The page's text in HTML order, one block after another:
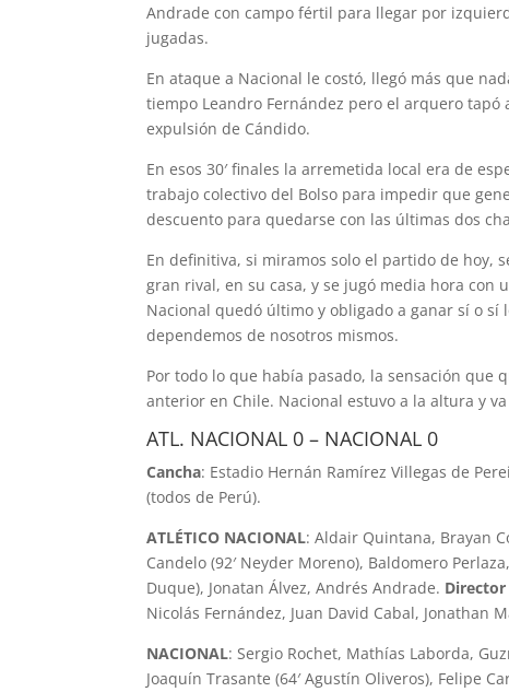
Andrade con campo fértil para llegar por
jugadas.
En ataque a Nacional le costó, llegó más que
tiempo Leandro Fernández pero el arquero
expulsión de Cándido.
En esos 30′ finales la arremetida local era de
trabajo colectivo del Bolso para impedir que
descuento para quedarse con las últimas dos
En definitiva, si miramos solo el partido de hoy,
gran rival, en su casa, y se jugó media hora con
Nacional quedó último y obligado a ganar sí o
dependemos de nosotros mismos.
Por todo lo que había pasado, la sensación
anterior en Chile. Nacional estuvo a la altura y
ATL. NACIONAL 0 – NACIONAL 0
Cancha: Estadio Hernán Ramírez Villegas de
(todos de Perú).
ATLÉTICO NACIONAL: Aldair Quintana, Brayan
Candelo (92′ Neyder Moreno), Baldomero
Duque), Jonatan Álvez, Andrés Andrade.
Nicolás Fernández, Juan David Cabal, Jonathan
NACIONAL: Sergio Rochet, Mathías Laborda,
Joaquín Trasante (64′ Agustín Oliveros), Felipe